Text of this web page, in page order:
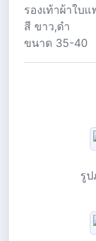
รองเท้าผ้าใบ
สี ขาว,ดำ
ขนาด 35-40
รู